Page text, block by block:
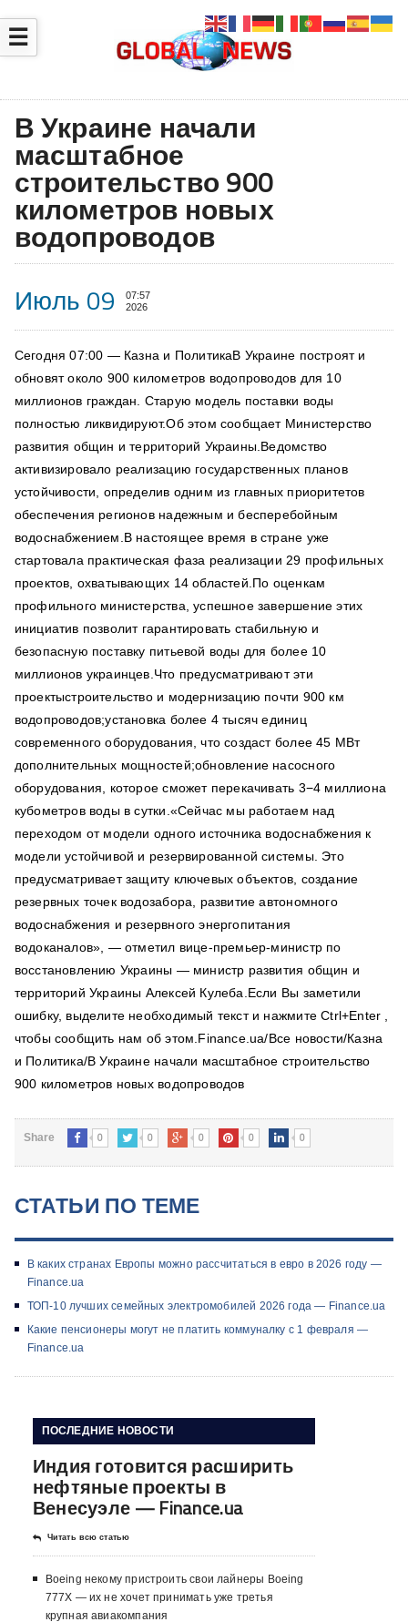
☰
В Украине начали
масштабное
строительство 900
километров новых
водопроводов
Июль 09
07:57
2026
Сегодня 07:00 — Казна и ПолитикаВ Украине построят и
обновят около 900 километров водопроводов для 10
миллионов граждан. Старую модель поставки воды
полностью ликвидируют.Об этом сообщает Министерство
развития общин и территорий Украины.Ведомство
активизировало реализацию государственных планов
устойчивости, определив одним из главных приоритетов
обеспечения регионов надежным и бесперебойным
водоснабжением.В настоящее время в стране уже
стартовала практическая фаза реализации 29 профильных
проектов, охватывающих 14 областей.По оценкам
профильного министерства, успешное завершение этих
инициатив позволит гарантировать стабильную и
безопасную поставку питьевой воды для более 10
миллионов украинцев.Что предусматривают эти
проектыстроительство и модернизацию почти 900 км
водопроводов;установка более 4 тысяч единиц
современного оборудования, что создаст более 45 МВт
дополнительных мощностей;обновление насосного
оборудования, которое сможет перекачивать 3−4 миллиона
кубометров воды в сутки.«Сейчас мы работаем над
переходом от модели одного источника водоснабжения к
модели устойчивой и резервированной системы. Это
предусматривает защиту ключевых объектов, создание
резервных точек водозабора, развитие автономного
водоснабжения и резервного энергопитания
водоканалов», — отметил вице-премьер-министр по
восстановлению Украины — министр развития общин и
территорий Украины Алексей Кулеба.Если Вы заметили
ошибку, выделите необходимый текст и нажмите Ctrl+Enter ,
чтобы сообщить нам об этом.Finance.ua/Все новости/Казна
и Политика/В Украине начали масштабное строительство
900 километров новых водопроводов
Share 0 0 0 0 0
СТАТЬИ ПО ТЕМЕ
В каких странах Европы можно рассчитаться в евро в 2026 году —
Finance.ua
ТОП-10 лучших семейных электромобилей 2026 года — Finance.ua
Какие пенсионеры могут не платить коммуналку с 1 февраля —
Finance.ua
ПОСЛЕДНИЕ НОВОСТИ
Индия готовится расширить
нефтяные проекты в
Венесуэле — Finance.ua
Читать всю статью
Boeing некому пристроить свои лайнеры Boeing
777X — их не хочет принимать уже третья
крупная авиакомпания